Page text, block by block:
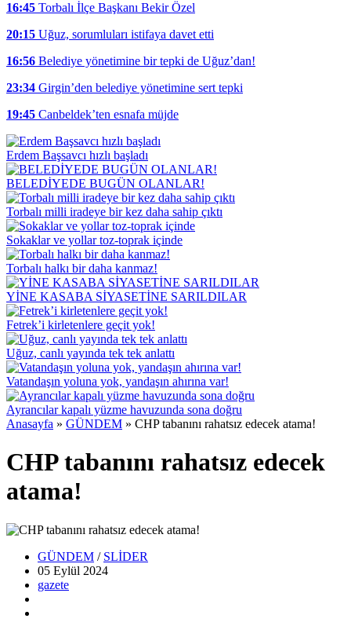
16:45 Torbalı İlçe Başkanı Bekir Özel
20:15 Uğuz, sorumluları istifaya davet etti
16:56 Belediye yönetimine bir tepki de Uğuz’dan!
23:34 Girgin’den belediye yönetimine sert tepki
19:45 Canbeldek’ten esnafa müjde
Erdem Başsavcı hızlı başladı
BELEDİYEDE BUGÜN OLANLAR!
Torbalı milli iradeye bir kez daha sahip çıktı
Sokaklar ve yollar toz-toprak içinde
Torbalı halkı bir daha kanmaz!
YİNE KASABA SİYASETİNE SARILDILAR
Fetrek’i kirletenlere geçit yok!
Uğuz, canlı yayında tek tek anlattı
Vatandaşın yoluna yok, yandaşın ahırına var!
Ayrancılar kapalı yüzme havuzunda sona doğru
Anasayfa » GÜNDEM » CHP tabanını rahatsız edecek atama!
CHP tabanını rahatsız edecek
atama!
GÜNDEM / SLİDER
05 Eylül 2024
gazete